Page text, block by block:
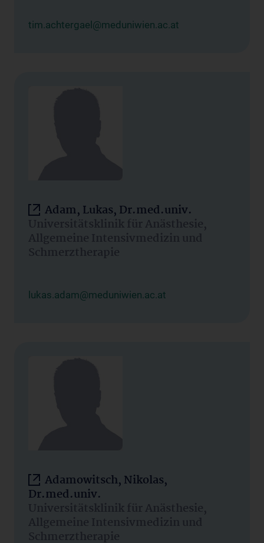
tim.achtergael@meduniwien.ac.at
Adam, Lukas, Dr.med.univ.
Universitätsklinik für Anästhesie,
Allgemeine Intensivmedizin und
Schmerztherapie
lukas.adam@meduniwien.ac.at
Adamowitsch, Nikolas,
Dr.med.univ.
Universitätsklinik für Anästhesie,
Allgemeine Intensivmedizin und
Schmerztherapie